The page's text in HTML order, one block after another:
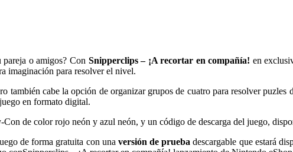
pareja o amigos? Con Snipperclips – ¡A recortar en compañía! en
imaginación para resolver el nivel.
cabe la opción de organizar grupos de cuatro para resolver puzles
en formato digital.
de color rojo neón y azul neón, y un código de descarga del juego,
de forma gratuita con una versión de prueba descargable que estará